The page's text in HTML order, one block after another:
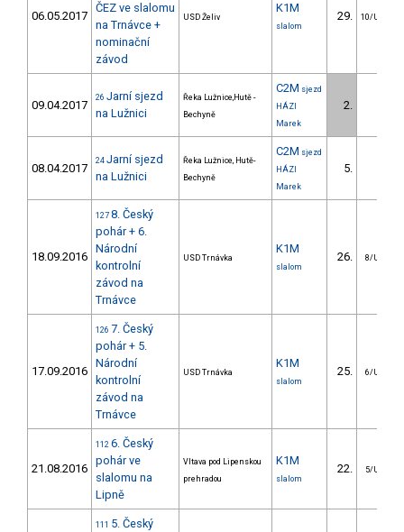
06.05.2017
ČEZ ve slalomu
na Trnávce +
nominační
závod
USD Želiv
K1M
slalom
29. 10/U23
09.04.2017
26 Jarní sjezd
na Lužnici
Řeka Lužnice,Hutě -
Bechyně
C2M sjezd
HÁZI
Marek
2.
08.04.2017
24 Jarní sjezd
na Lužnici
Řeka Lužnice, Hutě-
Bechyně
C2M sjezd
HÁZI
Marek
5.
18.09.2016
127 8. Český
pohár + 6.
Národní
kontrolní
závod na
Trnávce
USD Trnávka
K1M
slalom
26. 8/U23
17.09.2016
126 7. Český
pohár + 5.
Národní
kontrolní
závod na
Trnávce
USD Trnávka
K1M
slalom
25. 6/U23
21.08.2016
112 6. Český
pohár ve
slalomu na
Lipně
Vltava pod Lipenskou
prehradou
K1M
slalom
22. 5/U23
111 5. Český